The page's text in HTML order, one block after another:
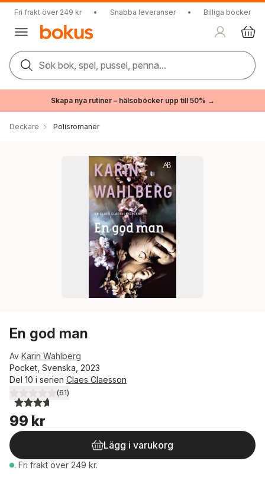
Fri frakt över 249 kr • Snabba leveranser • Billiga böcker
Sök bok, spel, pussel, penna...
Skapa nya rutiner – hälsoböcker upp till 50% →
Deckare Polisromaner
En god man
Av Karin Wahlberg
Pocket, Svenska, 2023
Del 10 i serien Claes Claesson
3,7utav 5 stjärnor. Totalt antal röster:
(61)
99 kr
Lägg i varukorg
. Fri frakt över 249 kr.